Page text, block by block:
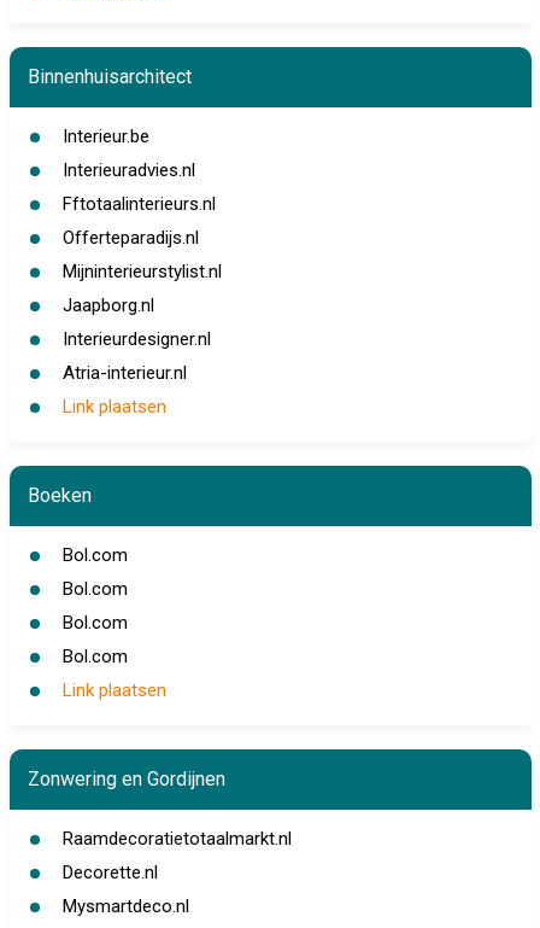
Binnenhuisarchitect
Interieur.be
Interieuradvies.nl
Fftotaalinterieurs.nl
Offerteparadijs.nl
Mijninterieurstylist.nl
Jaapborg.nl
Interieurdesigner.nl
Atria-interieur.nl
Link plaatsen
Boeken
Bol.com
Bol.com
Bol.com
Bol.com
Link plaatsen
Zonwering en Gordijnen
Raamdecoratietotaalmarkt.nl
Decorette.nl
Mysmartdeco.nl